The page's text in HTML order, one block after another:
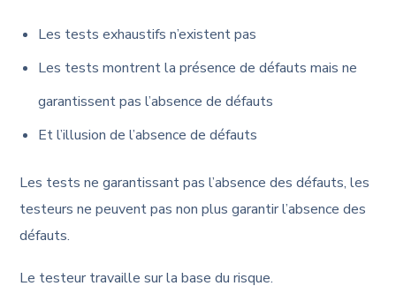
Les tests exhaustifs n’existent pas
Les tests montrent la présence de défauts mais ne
garantissent pas l’absence de défauts
Et l’illusion de l’absence de défauts
Les tests ne garantissant pas l’absence des défauts, les
testeurs ne peuvent pas non plus garantir l’absence des
défauts.
Le testeur travaille sur la base du risque.